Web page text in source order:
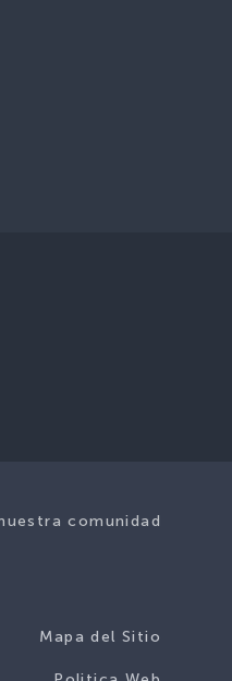
comunidad
Mapa del Sitio